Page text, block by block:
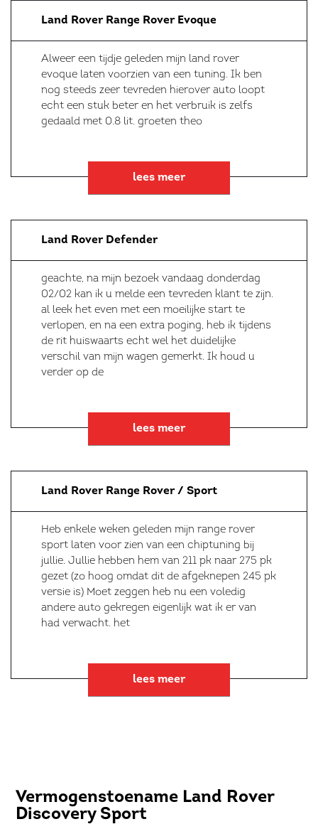
Land Rover Range Rover Evoque
Alweer een tijdje geleden mijn land rover
evoque laten voorzien van een tuning. Ik ben
nog steeds zeer tevreden hierover auto loopt
echt een stuk beter en het verbruik is zelfs
gedaald met 0.8 lit. groeten theo
lees meer
Land Rover Defender
geachte, na mijn bezoek vandaag donderdag
02/02 kan ik u melde een tevreden klant te zijn.
al leek het even met een moeilijke start te
verlopen, en na een extra poging, heb ik tijdens
de rit huiswaarts echt wel het duidelijke
verschil van mijn wagen gemerkt. Ik houd u
verder op de
lees meer
Land Rover Range Rover / Sport
Heb enkele weken geleden mijn range rover
sport laten voor zien van een chiptuning bij
jullie. Jullie hebben hem van 211 pk naar 275 pk
gezet (zo hoog omdat dit de afgeknepen 245 pk
versie is) Moet zeggen heb nu een voledig
andere auto gekregen eigenlijk wat ik er van
had verwacht. het
lees meer
Vermogenstoename Land Rover
Discovery Sport